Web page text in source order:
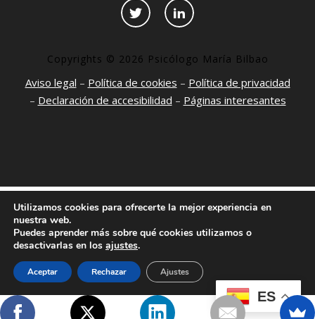
Copyrights © 2026 Psicólogo María Bilbao
Aviso legal – Política de cookies – Política de privacidad
– Declaración de accesibilidad – Páginas interesantes
ES
Utilizamos cookies para ofrecerte la mejor experiencia en
nuestra web.
Puedes aprender más sobre qué cookies utilizamos o
desactivarlas en los ajustes.
Aceptar Rechazar Ajustes